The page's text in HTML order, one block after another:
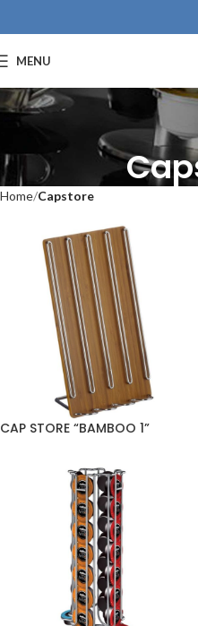
MENU
Home Capstore
CAP STORE “BAMBOO 1”